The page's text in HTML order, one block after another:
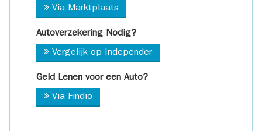
Via Marktplaats
Autoverzekering Nodig?
Vergelijk op Independer
Geld Lenen voor een Auto?
Via Findio